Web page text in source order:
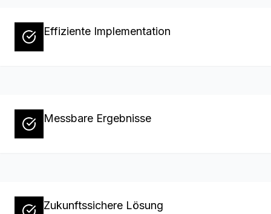
Effiziente Implementation
Messbare Ergebnisse
Zukunftssichere Lösung